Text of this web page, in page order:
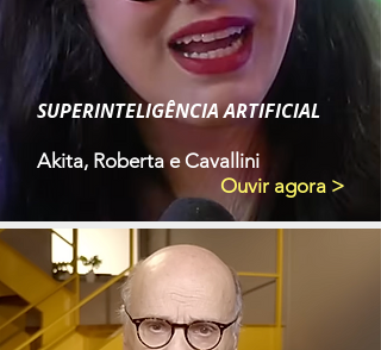
SUPERINTELIGÊNCIA ARTIFICIAL
Akita, Roberta e Cavallini
Ouvir agora >